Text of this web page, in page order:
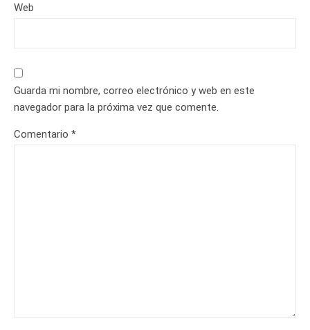
Web
Guarda mi nombre, correo electrónico y web en este
navegador para la próxima vez que comente.
Comentario *